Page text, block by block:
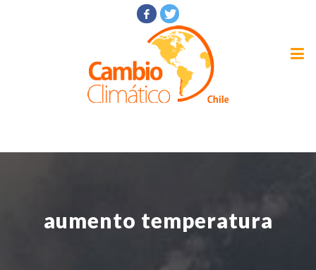
aumento temperatura